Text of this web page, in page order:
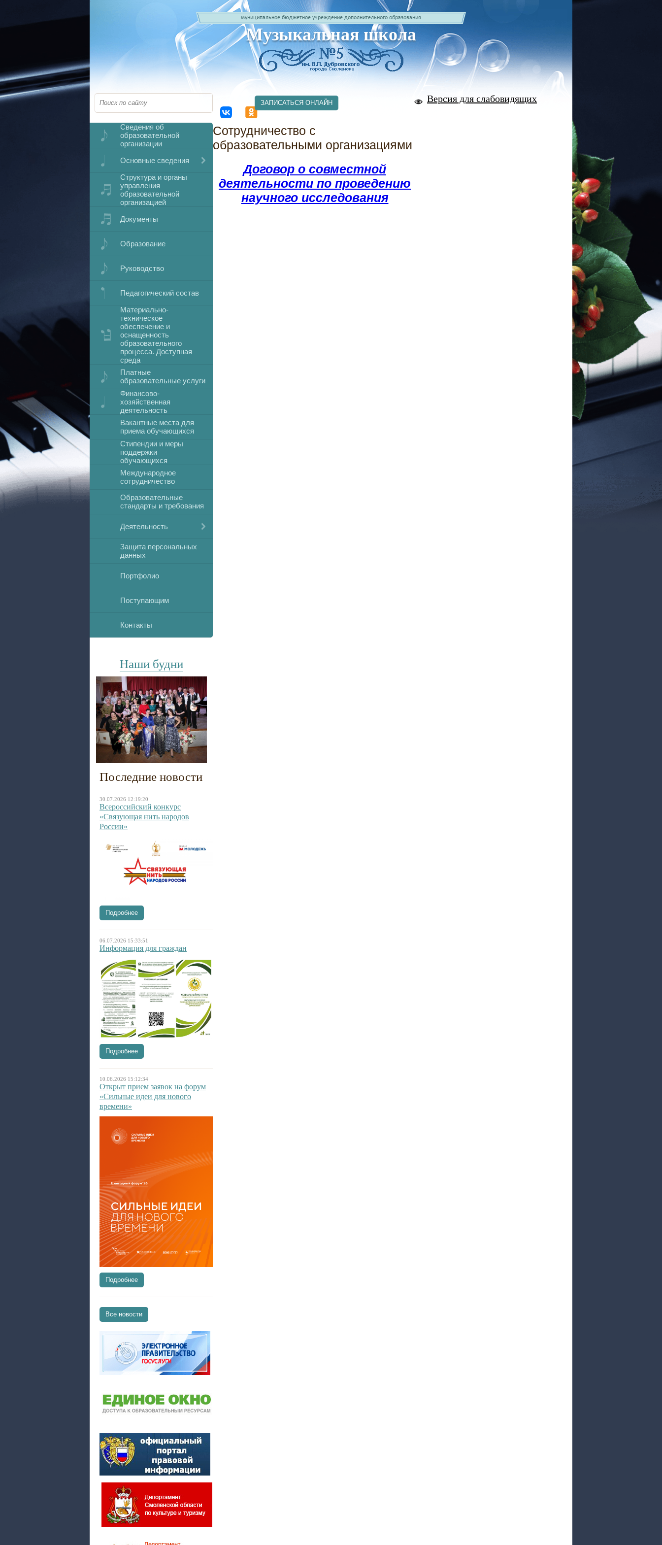
муниципальное бюджетное учреждение дополнительного образования
Музыкальная школа
Сведения об
образовательной
организации
Основные сведения
Структура и органы
управления
образовательной
организацией
Документы
Образование
Руководство
Педагогический состав
Материально-
техническое
обеспечение и
оснащенность
образовательного
процесса. Доступная
среда
Платные
образовательные услуги
Финансово-
хозяйственная
деятельность
Вакантные места для
приема обучающихся
Стипендии и меры
поддержки
обучающихся
Международное
сотрудничество
Образовательные
стандарты и требования
Деятельность
Защита персональных
данных
Портфолио
Поступающим
Контакты
Наши будни
Последние новости
30.07.2026 12:19:20
Всероссийский конкурс
«Связующая нить народов
России»
Подробнее
06.07.2026 15:33:51
Информация для граждан
Подробнее
10.06.2026 15:12:34
Открыт прием заявок на форум
«Сильные идеи для нового
времени»
Подробнее
Все новости
Версия для слабовидящих
ЗАПИСАТЬСЯ ОНЛАЙН
Сотрудничество с
образовательными организациями
Договор о совместной
деятельности по проведению
научного исследования